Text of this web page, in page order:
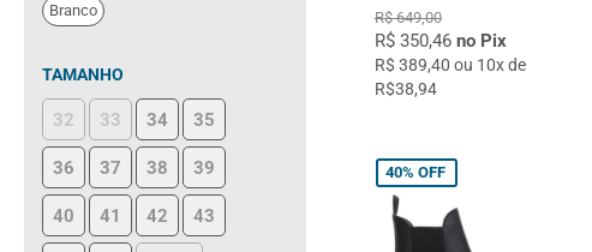
Branco
TAMANHO
32 33 34 35
36 37 38 39
40 41 42 43
R$ 649,00
R$ 350,46 no Pix
R$ 389,40 ou 10x de
R$38,94
40% OFF